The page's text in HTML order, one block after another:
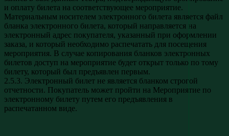
и оплату билета на соответствующее мероприятие.
Материальным носителем электронного билета является файл
бланка электронного билета, который направляется на
электронный адрес покупателя, указанный при оформлении
заказа, и который необходимо распечатать для посещения
мероприятия. В случае копирования бланков электронных
билетов доступ на мероприятие будет открыт только по тому
билету, который был предъявлен первым.
2.5.3. Электронный билет не является бланком строгой
отчетности. Покупатель может пройти на Мероприятие по
электронному билету путем его предъявления в
распечатанном виде.